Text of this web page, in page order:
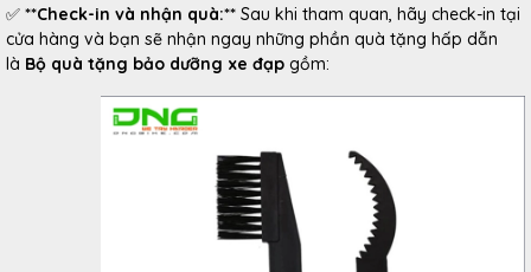
✅ **Check-in và nhận quà:** Sau khi tham quan, hãy check-in tại
cửa hàng và bạn sẽ nhận ngay những phần quà tặng hấp dẫn
là Bộ quà tặng bảo dưỡng xe đạp gồm: